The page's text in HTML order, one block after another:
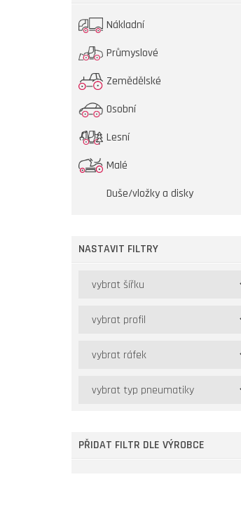
Nákladní
Průmyslové
Zemědělské
Osobní
Lesní
Malé
Duše/vložky a disky
NASTAVIT FILTRY
PŘIDAT FILTR DLE VÝROBCE